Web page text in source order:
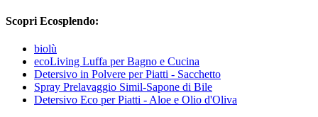
Scopri Ecosplendo:
biolù
ecoLiving Luffa per Bagno e Cucina
Detersivo in Polvere per Piatti - Sacchetto
Spray Prelavaggio Simil-Sapone di Bile
Detersivo Eco per Piatti - Aloe e Olio d'Oliva